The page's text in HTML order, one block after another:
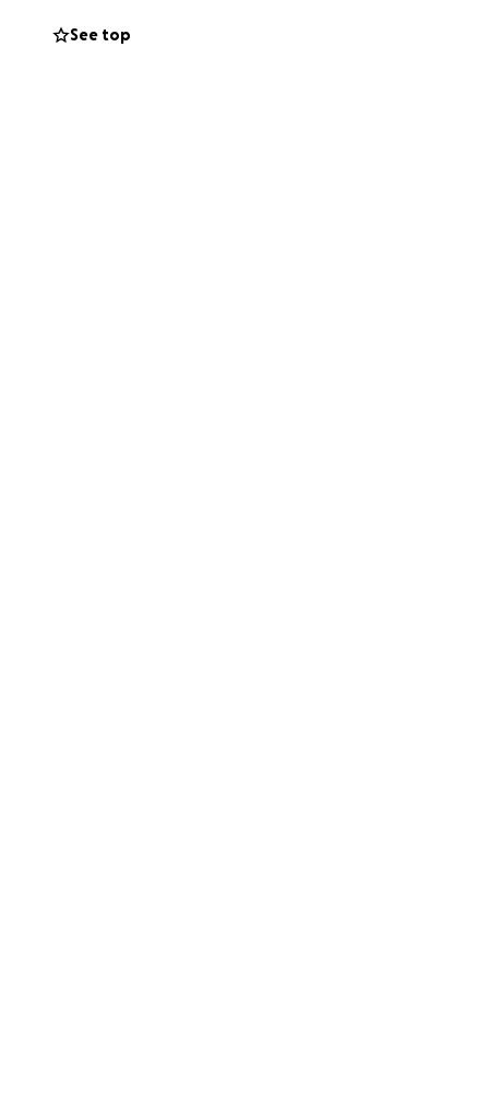
w poczuciu
pracy.
reduced their
into poverty,
Act will
Polonia and
See top